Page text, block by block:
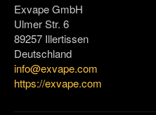
Exvape GmbH
Ulmer Str. 6
89257 Illertissen
Deutschland
info@exvape.com
https://exvape.com